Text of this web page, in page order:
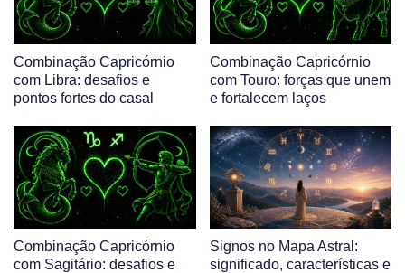
Combinação Capricórnio
com Libra: desafios e
pontos fortes do casal
Combinação Capricórnio
com Touro: forças que unem
e fortalecem laços
Combinação Capricórnio
com Sagitário: desafios e
Signos no Mapa Astral:
significado, características e